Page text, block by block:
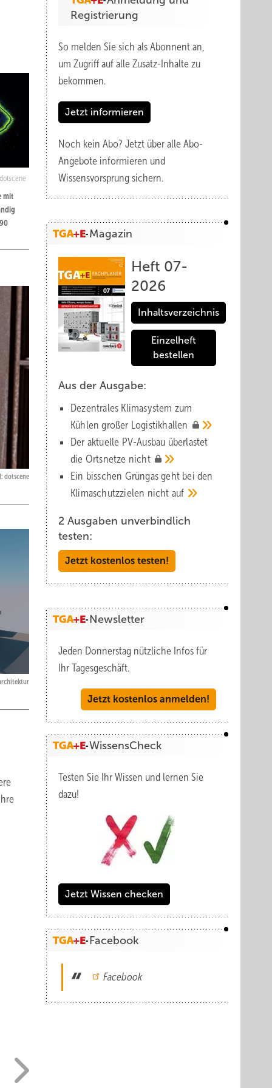
mit
dotscene
Registrierung
So melden Sie sich als Abonnent an,
um Zugriff auf alle Zusatz-Inhalte zu
bekommen.
Jetzt informieren
Noch kein Abo? Jetzt über alle Abo-
Angebote informieren und
Wissensvorsprung sichern.
Magazin
Heft 07-
2026
Inhaltsverzeichnis
Einzelheft
bestellen
Aus der Ausgabe:
Dezentrales Klimasystem zum
Kühlen großer Logistik­hallen
Der aktuelle PV-Ausbau über­lastet
die Orts­netze nicht
Ein bisschen Grüngas geht bei den
Klima­schutz­zielen nicht auf
2 Ausgaben unverbindlich
testen:
Jetzt kostenlos testen!
Newsletter
Jeden Donnerstag nützliche Infos für
Ihr Tagesgeschäft.
Jetzt kostenlos anmelden!
WissensCheck
Testen Sie Ihr Wissen und lernen Sie
dazu!
Jetzt Wissen checken
Facebook
Facebook